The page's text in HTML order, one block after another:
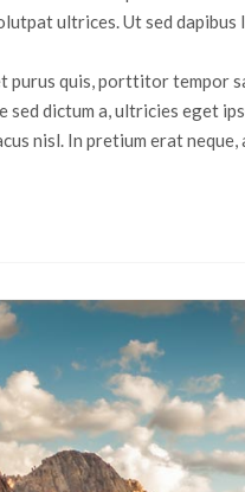
ultrices. Ut sed dapibus
purus quis, porttitor tempor
sed dictum a, ultricies eget
nisl. In pretium erat